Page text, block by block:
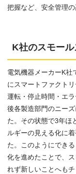
把握など、安全管理の
K社のスモール
電気機器メーカーK社
にスマートファクト
運転・停止時間・エ
後各製造部門のニー
た。その状態で3年ほ
ルギーの見える化に
た。このようにでき
化を進めたことで、
れず新しいことへも